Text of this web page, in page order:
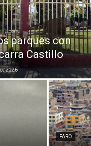
parques con
Castillo
2026
FARO